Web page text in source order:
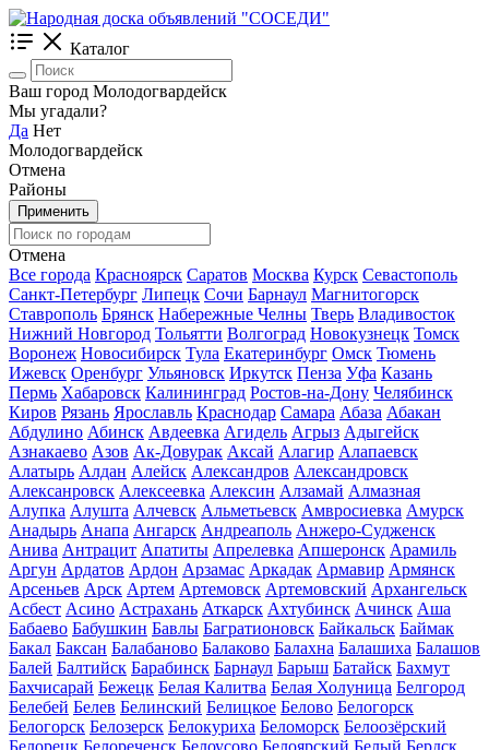
Каталог
Ваш город Молодогвардейск
Мы угадали?
Да Нет
Молодогвардейск
Отмена
Районы
Применить
Отмена
Все города Красноярск Саратов Москва Курск Севастополь
Санкт-Петербург Липецк Сочи Барнаул Магнитогорск
Ставрополь Брянск Набережные Челны Тверь Владивосток
Нижний Новгород Тольятти Волгоград Новокузнецк Томск
Воронеж Новосибирск Тула Екатеринбург Омск Тюмень
Ижевск Оренбург Ульяновск Иркутск Пенза Уфа Казань
Пермь Хабаровск Калининград Ростов-на-Дону Челябинск
Киров Рязань Ярославль Краснодар Самара Абаза Абакан
Абдулино Абинск Авдеевка Агидель Агрыз Адыгейск
Азнакаево Азов Ак-Довурак Аксай Алагир Алапаевск
Алатырь Алдан Алейск Александров Александровск
Алексанровск Алексеевка Алексин Алзамай Алмазная
Алупка Алушта Алчевск Альметьевск Амвросиевка Амурск
Анадырь Анапа Ангарск Андреаполь Анжеро-Судженск
Анива Антрацит Апатиты Апрелевка Апшеронск Арамиль
Аргун Ардатов Ардон Арзамас Аркадак Армавир Армянск
Арсеньев Арск Артем Артемовск Артемовский Архангельск
Асбест Асино Астрахань Аткарск Ахтубинск Ачинск Аша
Бабаево Бабушкин Бавлы Багратионовск Байкальск Баймак
Бакал Баксан Балабаново Балаково Балахна Балашиха Балашов
Балей Балтийск Барабинск Барнаул Барыш Батайск Бахмут
Бахчисарай Бежецк Белая Калитва Белая Холуница Белгород
Белебей Белев Белинский Белицкое Белово Белогорск
Белогорск Белозерск Белокуриха Беломорск Белоозёрский
Белорецк Белореченск Белоусово Белоярский Белый Бердск